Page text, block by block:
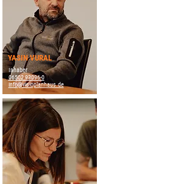
YASIN VURAL
Inhaber
06502 93096-0
info@visioplanhaus.de